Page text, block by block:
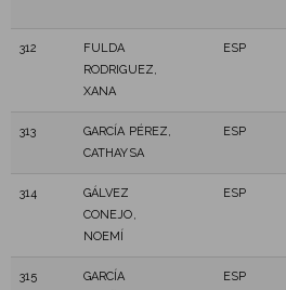
312
FULDA
RODRIGUEZ,
XANA
ESP
313
GARCÍA PÉREZ,
CATHAYSA
ESP
314
GÁLVEZ
CONEJO,
NOEMÍ
ESP
315
GARCÍA
ESP